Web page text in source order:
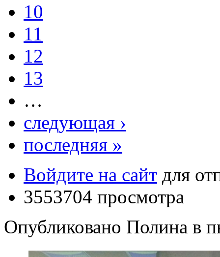
10
11
12
13
…
следующая ›
последняя »
Войдите на сайт для
3553704 просмотра
Опубликовано Полина в